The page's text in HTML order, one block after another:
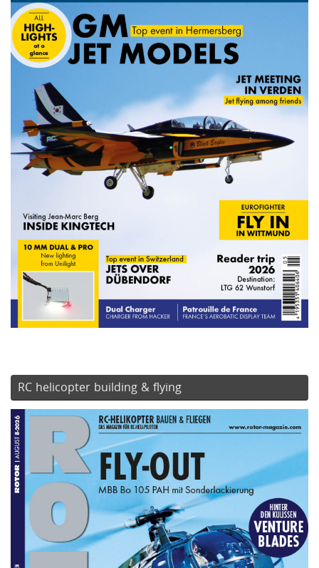
RC helicopter building & flying